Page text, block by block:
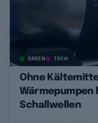
GREEN TECH
Ohne
Wärmepumpen
Schallwellen